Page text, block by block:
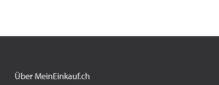
Über MeinEinkauf.ch